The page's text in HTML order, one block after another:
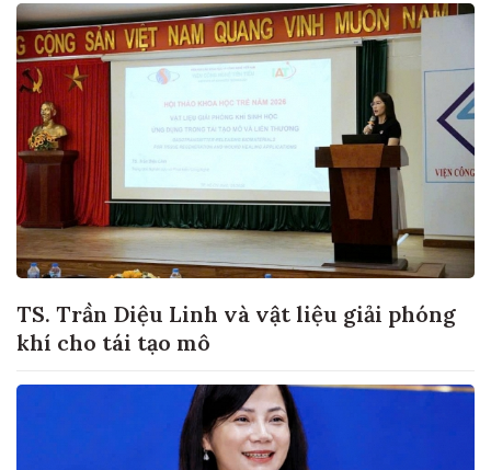
TS. Trần Diệu Linh và vật liệu giải phóng
khí cho tái tạo mô